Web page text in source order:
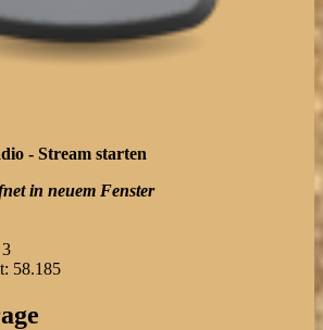
- Stream starten
in neuem Fenster
3
58.185